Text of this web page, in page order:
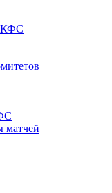
КФС
матчей